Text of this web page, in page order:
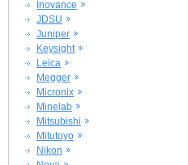
Inovance
JDSU
Juniper
Keysight
Leica
Megger
Micronix
Minelab
Mitsubishi
Mitutoyo
Nikon